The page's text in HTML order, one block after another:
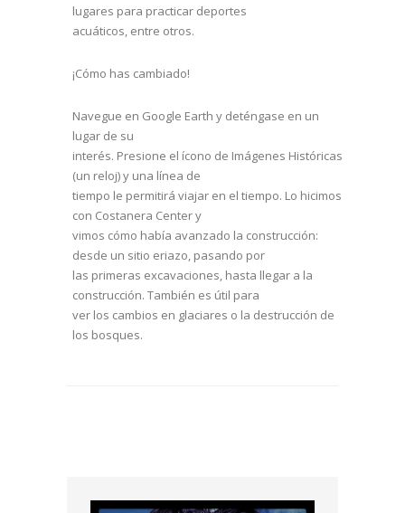
lugares para practicar deportes
acuáticos, entre otros.
¡Cómo has cambiado!
Navegue en Google Earth y deténgase en un
lugar de su
interés. Presione el ícono de Imágenes Históricas
(un reloj) y una línea de
tiempo le permitirá viajar en el tiempo. Lo hicimos
con Costanera Center y
vimos cómo había avanzado la construcción:
desde un sitio eriazo, pasando por
las primeras excavaciones, hasta llegar a la
construcción. También es útil para
ver los cambios en glaciares o la destrucción de
los bosques.